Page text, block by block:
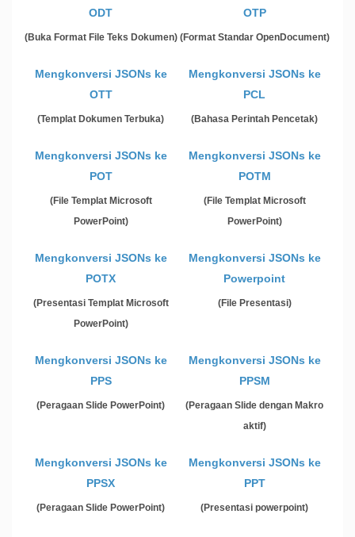
ODT
(Buka Format File Teks Dokumen)
OTP
(Format Standar OpenDocument)
Mengkonversi JSONs ke
OTT
(Templat Dokumen Terbuka)
Mengkonversi JSONs ke
PCL
(Bahasa Perintah Pencetak)
Mengkonversi JSONs ke
POT
(File Templat Microsoft
PowerPoint)
Mengkonversi JSONs ke
POTM
(File Templat Microsoft
PowerPoint)
Mengkonversi JSONs ke
POTX
(Presentasi Templat Microsoft
PowerPoint)
Mengkonversi JSONs ke
Powerpoint
(File Presentasi)
Mengkonversi JSONs ke
PPS
(Peragaan Slide PowerPoint)
Mengkonversi JSONs ke
PPSM
(Peragaan Slide dengan Makro
aktif)
Mengkonversi JSONs ke
PPSX
(Peragaan Slide PowerPoint)
Mengkonversi JSONs ke
PPT
(Presentasi powerpoint)